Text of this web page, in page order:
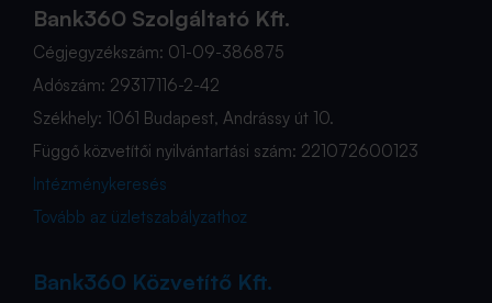
Bank360 Szolgáltató Kft.
Cégjegyzékszám: 01-09-386875
Adószám: 29317116-2-42
Székhely: 1061 Budapest, Andrássy út 10.
Függő közvetítői nyilvántartási szám: 221072600123
Intézménykeresés
Tovább az üzletszabályzathoz
Bank360 Közvetítő Kft.